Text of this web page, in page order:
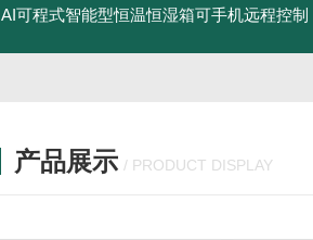
AI可程式智能型恒温恒湿箱可手机远程控制
产品展示 / PRODUCT DISPLAY